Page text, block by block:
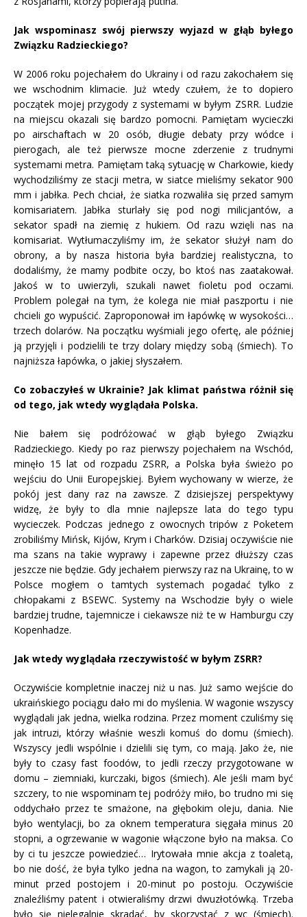
Jak wspominasz swój pierwszy wyjazd w głąb byłego
Związku Radzieckiego?
W 2006 roku pojechałem do Ukrainy i od razu zakochałem się
we wschodnim klimacie. Już wtedy czułem, że to dopiero
początek mojej przygody z systemami w byłym ZSRR. Ludzie
na miejscu okazali się bardzo pomocni. Pamiętam wycieczki
po airschaftach w 20 osób, długie debaty przy wódce i
pierogach, ale też pierwsze mocne zderzenie z trudnymi
systemami metra. Pamiętam taką sytuację w Charkowie, kiedy
wychodziliśmy ze stacji metra, w siatce mieliśmy sekator 900
mm i jabłka. Pech chciał, że siatka rozwaliła się przed samym
komisariatem. Jabłka sturlały się pod nogi milicjantów, a
sekator spadł na ziemię z hukiem. Od razu wzięli nas na
komisariat. Wytłumaczyliśmy im, że sekator służył nam do
obrony, a by nasza historia była bardziej realistyczna, to
dodaliśmy, że mamy podbite oczy, bo ktoś nas zaatakował.
Jakoś w to uwierzyli, szukali nawet fioletu pod oczami.
Problem polegał na tym, że kolega nie miał paszportu i nie
chcieli go wypuścić. Zaproponował im łapówkę w wysokości…
trzech dolarów. Na początku wyśmiali jego ofertę, ale później
ją przyjęli i podzielili te trzy dolary między sobą (śmiech). To
najniższa łapówka, o jakiej słyszałem.
Co zobaczyłeś w Ukrainie? Jak klimat państwa różnił się
od tego, jak wtedy wyglądała Polska.
Nie bałem się podróżować w głąb byłego Związku
Radzieckiego. Kiedy po raz pierwszy pojechałem na Wschód,
minęło 15 lat od rozpadu ZSRR, a Polska była świeżo po
wejściu do Unii Europejskiej. Byłem wychowany w wierze, że
pokój jest dany raz na zawsze. Z dzisiejszej perspektywy
widzę, że były to dla mnie najlepsze lata do tego typu
wycieczek. Podczas jednego z owocnych tripów z Poketem
zrobiliśmy Mińsk, Kijów, Krym i Charków. Dzisiaj oczywiście nie
ma szans na takie wyprawy i zapewne przez dłuższy czas
jeszcze nie będzie. Gdy jechałem pierwszy raz na Ukrainę, to w
Polsce mogłem o tamtych systemach pogadać tylko z
chłopakami z BSEWC. Systemy na Wschodzie były o wiele
bardziej trudne, tajemnicze i ciekawsze niż te w Hamburgu czy
Kopenhadze.
Jak wtedy wyglądała rzeczywistość w byłym ZSRR?
Oczywiście kompletnie inaczej niż u nas. Już samo wejście do
ukraińskiego pociągu dało mi do myślenia. W wagonie wszyscy
wyglądali jak jedna, wielka rodzina. Przez moment czuliśmy się
jak intruzi, którzy właśnie weszli komuś do domu (śmiech).
Wszyscy jedli wspólnie i dzielili się tym, co mają. Jako że, nie
były to czasy fast foodów, to jedli rzeczy przygotowane w
domu – ziemniaki, kurczaki, bigos (śmiech). Ale jeśli mam być
szczery, to nie wspominam tej podróży miło, bo trudno mi się
oddychało przez te smażone, na głębokim oleju, dania. Nie
było wentylacji, bo za oknem temperatura sięgała minus 20
stopni, a ogrzewanie w wagonie włączone było na maksa. Co
by ci tu jeszcze powiedzieć… Irytowała mnie akcja z toaletą,
bo nie dość, że była tylko jedna na wagon, to zamykali ją 20-
minut przed postojem i 20-minut po postoju. Oczywiście
znaleźliśmy patent i otwieraliśmy drzwi dwuzłotówką. Trzeba
było się nielegalnie skradać, by skorzystać z wc (śmiech).